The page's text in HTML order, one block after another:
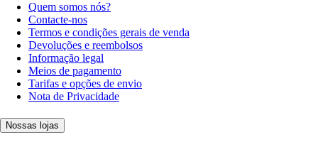
Quem somos nós?
Contacte-nos
Termos e condições gerais de venda
Devoluções e reembolsos
Informação legal
Meios de pagamento
Tarifas e opções de envio
Nota de Privacidade
Nossas lojas